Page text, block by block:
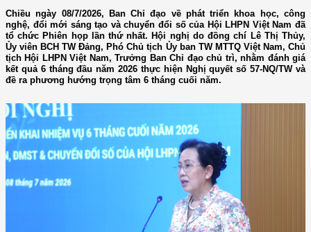
Chiều ngày 08/7/2026, Ban Chỉ đạo về phát triển khoa học, công
nghệ, đổi mới sáng tạo và chuyển đổi số của Hội LHPN Việt Nam đã
tổ chức Phiên họp lần thứ nhất. Hội nghị do đồng chí Lê Thị Thủy,
Ủy viên BCH TW Đảng, Phó Chủ tịch Ủy ban TW MTTQ Việt Nam, Chủ
tịch Hội LHPN Việt Nam, Trưởng Ban Chỉ đạo chủ trì, nhằm đánh giá
kết quả 6 tháng đầu năm 2026 thực hiện Nghị quyết số 57-NQ/TW và
đề ra phương hướng trọng tâm 6 tháng cuối năm.